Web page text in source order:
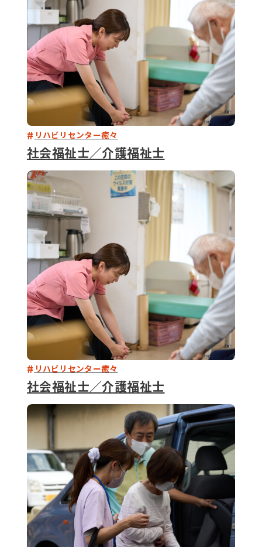
リハビリセンター癒々
社会福祉士／介護福祉士
リハビリセンター癒々
社会福祉士／介護福祉士